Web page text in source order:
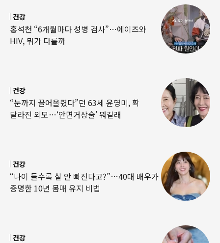
건강
홍석천 “6개월마다 성병 검사”…에이즈와
HIV, 뭐가 다를까
건강
“눈까지 끌어올렸다”던 63세 윤영미, 확
달라진 외모…‘안면거상술’ 뭐길래
건강
“나이 들수록 살 안 빠진다고?”…40대 배우가
증명한 10년 몸매 유지 비법
건강